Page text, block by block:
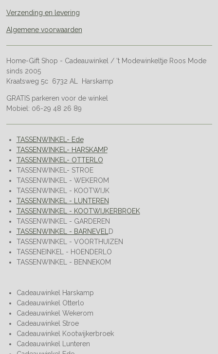
Verzending en levering
Algemene voorwaarden
Home-Gift Shop - Cadeauwinkel / 't Modewinkeltje Roos Mode
sinds 2005
Kraatsweg 5c 6732 AL Harskamp
GRATIS parkeren voor de winkel
Mobiel: 06-29 48 26 89
TASSENWINKEL- Ede
TASSENWINKEL- HARSKAMP
TASSENWINKEL- OTTERLO
TASSENWINKEL- STROE
TASSENWINKEL - WEKEROM
TASSENWINKEL - KOOTWIJK
TASSENWINKEL - LUNTEREN
TASSENWINKEL - KOOTWIJKERBROEK
TASSENWINKEL - GARDEREN
TASSENWINKEL - BARNEVEL
D
TASSENWINKEL - VOORTHUIZEN
TASSENEINKEL - HOENDERLO
TASSENWINKEL - BENNEKOM
Cadeauwinkel Harskamp
Cadeauwinkel Otterlo
Cadeauwinkel Wekerom
Cadeauwinkel Stroe
Cadeauwinkel Kootwijkerbroek
Cadeauwinkel Lunteren